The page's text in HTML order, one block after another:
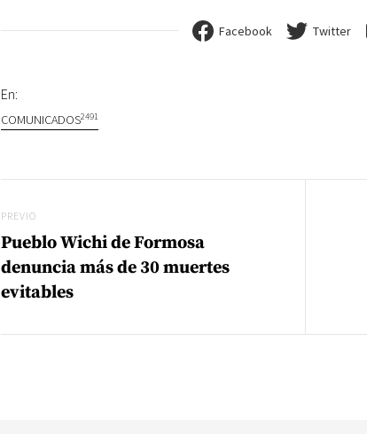
Facebook Twitter
En:
COMUNICADOS2491
Previo
PREVIO
Pueblo Wichi de Formosa
denuncia más de 30 muertes
evitables